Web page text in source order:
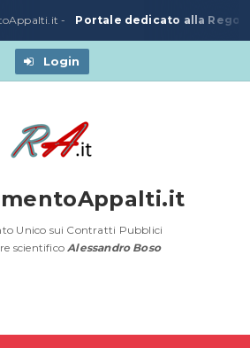
- Portale dedicato alla
Login
Unico sui Contratti Pubblici
scientificoAlessandro Boso